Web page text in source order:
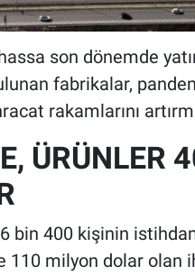
son dönemde
fabrikalar,
rakamlarını
ÜRÜNLER
bin 400 kişinin
110 milyon dolar olan